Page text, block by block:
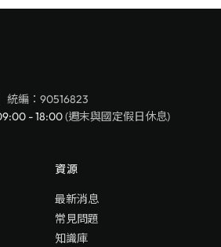
統編：90516823
- 18:00(週末與國定假日休息)
資源
最新消息
常見問題
知識庫